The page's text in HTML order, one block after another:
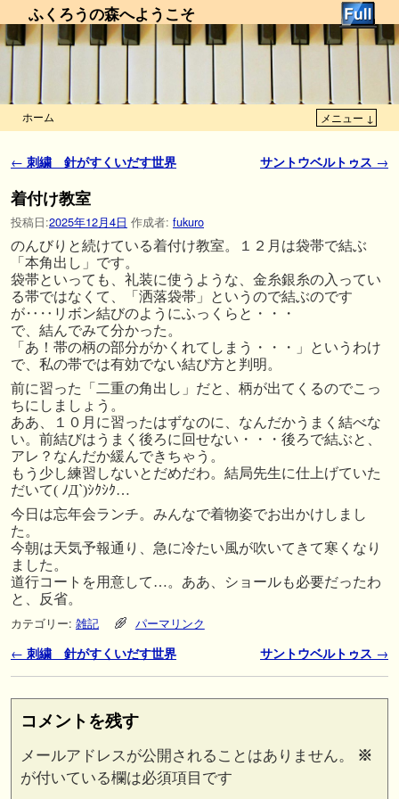
ふくろうの森へようこそ
ホーム メニュー ↓
投稿ナビゲーション
← 刺繍 針がすくいだす世界 サントウベルトゥス →
着付け教室
投稿日:2025年12月4日 作成者: fukuro
のんびりと続けている着付け教室。１２月は袋帯で結ぶ
「本角出し」です。
袋帯といっても、礼装に使うような、金糸銀糸の入ってい
る帯ではなくて、「洒落袋帯」というので結ぶのです
が‥‥リボン結びのようにふっくらと・・・
で、結んでみて分かった。
「あ！帯の柄の部分がかくれてしまう・・・」というわけ
で、私の帯では有効でない結び方と判明。
前に習った「二重の角出し」だと、柄が出てくるのでこっ
ちにしましょう。
ああ、１０月に習ったはずなのに、なんだかうまく結べな
い。前結びはうまく後ろに回せない・・・後ろで結ぶと、
アレ？なんだか緩んできちゃう。
もう少し練習しないとだめだわ。結局先生に仕上げていた
だいて( ﾉД`)ｼｸｼｸ…
今日は忘年会ランチ。みんなで着物姿でお出かけしまし
た。
今朝は天気予報通り、急に冷たい風が吹いてきて寒くなり
ました。
道行コートを用意して…。ああ、ショールも必要だったわ
と、反省。
カテゴリー: 雑記 パーマリンク
投稿ナビゲーション
← 刺繍 針がすくいだす世界 サントウベルトゥス →
コメントを残す
メールアドレスが公開されることはありません。
※
が付いている欄は必須項目です